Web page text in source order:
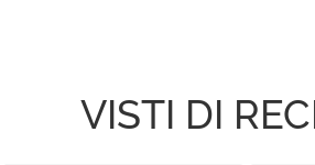
VISTI DI